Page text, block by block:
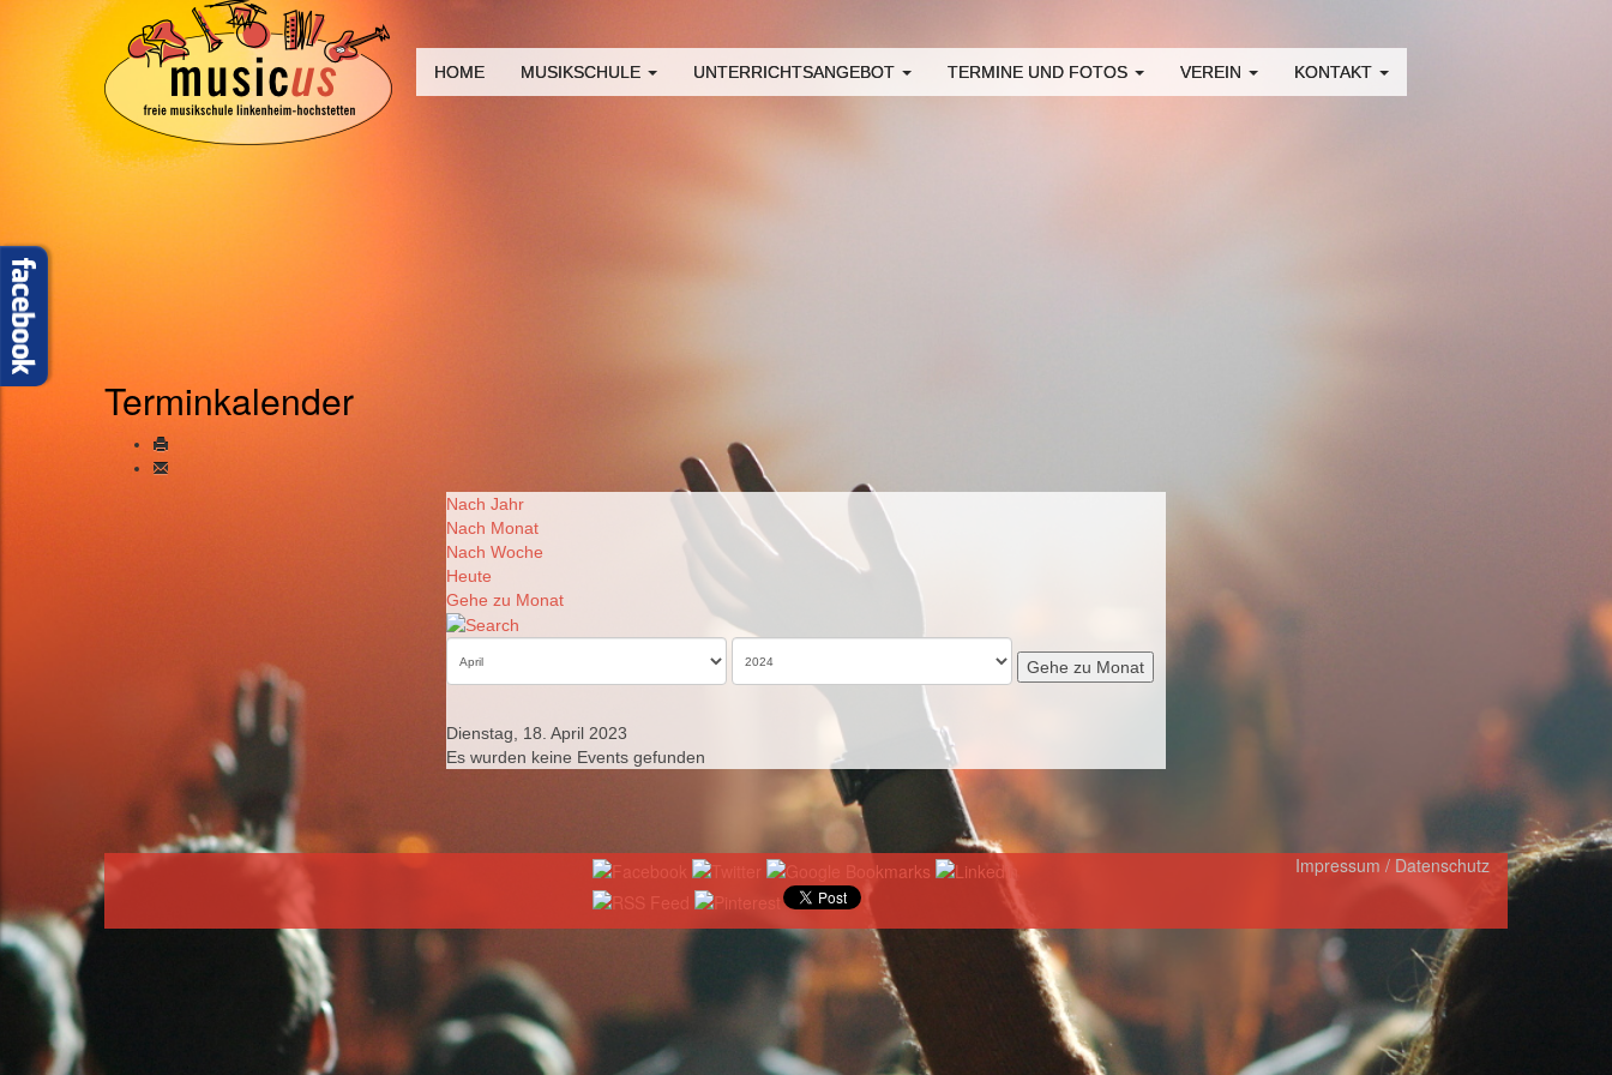
HOME MUSIKSCHULE UNTERRICHTSANGEBOT TERMINE UND FOTOS VEREIN KONTAKT
Terminkalender
Nach Jahr
Nach Monat
Nach Woche
Heute
Gehe zu Monat
Gehe zu Monat
Dienstag, 18. April 2023
Es wurden keine Events gefunden
Impressum / Datenschutz